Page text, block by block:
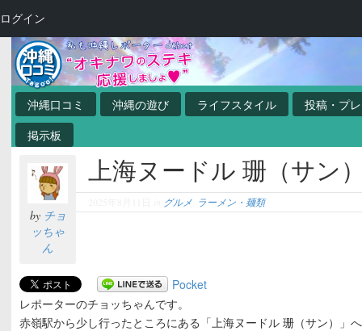
沖縄口コミ 沖縄の遊び ライフスタイル
投稿・プ
掲示板
by チョ
ッちゃ
ん
上海ヌードル 珊（サン
グルメ ラーメン・麺類
Pocket
レポーターのチョッちゃんです。
赤嶺駅から少し行ったところにある「上海ヌードル 珊（サン）」
ログイン